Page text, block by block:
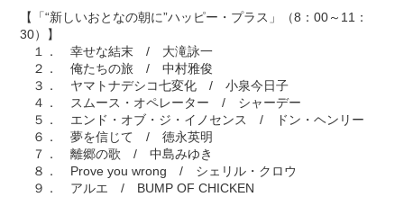
【「“新しいおとなの朝に”ハッピー・プラス」（8：00～11：
30）】
１． 幸せな結末 / 大滝詠一
２． 俺たちの旅 / 中村雅俊
３． ヤマトナデシコ七変化 / 小泉今日子
４． スムース・オペレーター / シャーデー
５． エンド・オブ・ジ・イノセンス / ドン・ヘンリー
６． 夢を信じて / 徳永英明
７． 離郷の歌 / 中島みゆき
８． Prove you wrong / シェリル・クロウ
９． アルエ / BUMP OF CHICKEN